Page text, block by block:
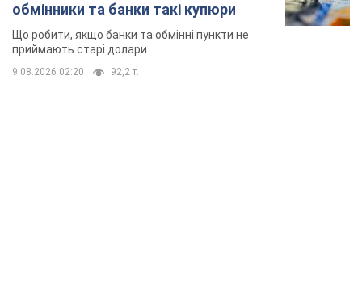
обмінники та банки такі купюри
Що робити, якщо банки та обмінні пункти не
приймають старі долари
9.08.2026 02:20 92,2 т.